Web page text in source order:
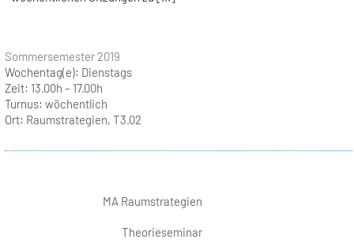
Sommersemester 2019
Wochentag(e): Dienstags
Zeit: 13.00h – 17.00h
Turnus: wöchentlich
Ort: Raumstrategien, T3.02
MA Raumstrategien
Theorieseminar